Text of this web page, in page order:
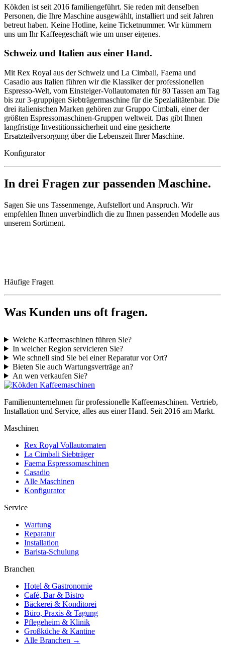
Kökden ist seit 2016 familiengeführt. Sie reden mit denselben
Personen, die Ihre Maschine ausgewählt, installiert und seit Jahren
betreut haben. Keine Hotline, keine Ticketnummer. Wir kümmern
uns um Ihr Kaffeegeschäft wie um unser eigenes.
Schweiz und Italien aus einer Hand.
Mit Rex Royal aus der Schweiz und La Cimbali, Faema und
Casadio aus Italien führen wir die Klassiker der professionellen
Espresso-Welt, vom Einsteiger-Vollautomaten für 80 Tassen am Tag
bis zur 3-gruppigen Siebträgermaschine für die Spezialitätenbar. Die
drei italienischen Marken gehören zur Gruppo Cimbali, einer der
größten Espressomaschinen-Gruppen weltweit. Das gibt Ihnen
langfristige Investitionssicherheit und eine gesicherte
Ersatzteilversorgung über die Lebenszeit Ihrer Maschine.
Konfigurator
In drei Fragen zur passenden Maschine.
Sagen Sie uns Tassenmenge, Aufstellort und Anspruch. Wir
empfehlen Ihnen unverbindlich die zu Ihnen passenden Modelle aus
unserem Sortiment.
Häufige Fragen
Was Kunden uns oft fragen.
Welche Kaffeemaschinen führen Sie?
In welcher Region servicieren Sie?
Wie schnell sind Sie bei einer Reparatur vor Ort?
Bieten Sie auch Wartungsverträge an?
An wen verkaufen Sie?
Familienunternehmen für professionelle Kaffeemaschinen. Vertrieb,
Installation und Service, alles aus einer Hand. Seit 2016 am Markt.
Maschinen
Rex Royal Vollautomaten
La Cimbali Siebträger
Faema Espressomaschinen
Casadio
Alle Maschinen
Konfigurator
Service
Wartung
Reparatur
Installation
Barista-Schulung
Branchen
Hotel & Gastronomie
Café, Bar & Bistro
Bäckerei & Konditorei
Büro, Praxis & Tagung
Pflegeheim & Klinik
Großküche & Kantine
Alle Branchen →